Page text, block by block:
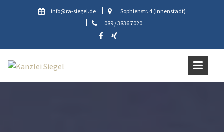
info@ra-siegel.de
Sophienstr. 4 (Innenstadt)
089 / 3836 7020